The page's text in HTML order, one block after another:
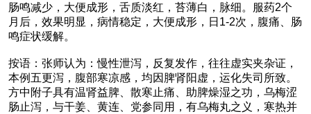
肠鸣减少，大便成形，舌质淡红，苔薄白，脉细。服药2个
月后，效果明显，病情稳定，大便成形，日1-2次，腹痛、肠
鸣症状缓解。
按语：张师认为：慢性泄泻，反复发作，往往虚实夹杂证，
本例五更泻，腹部寒凉感，均因脾肾阳虚，运化失司所致。
方中附子具有温肾益脾、散寒止痛、助脾燥湿之功，乌梅涩
肠止泻，与干姜、黄连、党参同用，有乌梅丸之义，寒热并